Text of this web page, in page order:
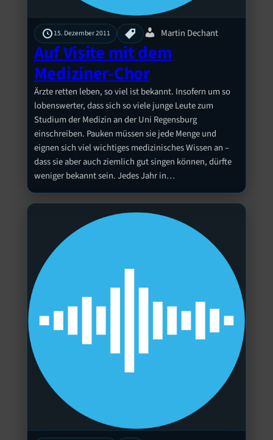
15. Dezember 2011 Martin Dechant
Auf Visite mit dem
Mediziner-Chor
Ärzte retten leben, so viel ist bekannt. Insofern um so
lobenswerter, dass sich so viele junge Leute zum
Studium der Medizin an der Uni Regensburg
einschreiben. Pauken müssen sie jede Menge und
eignen sich viel wichtiges medizinisches Wissen an –
dass sie aber auch ziemlich gut singen können, dürfte
weniger bekannt sein. Jedes Jahr in…